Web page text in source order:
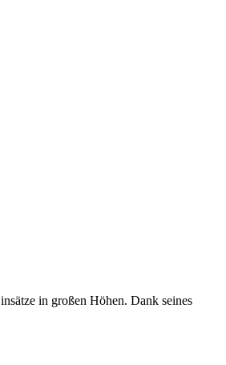
in großen Höhen. Dank seines